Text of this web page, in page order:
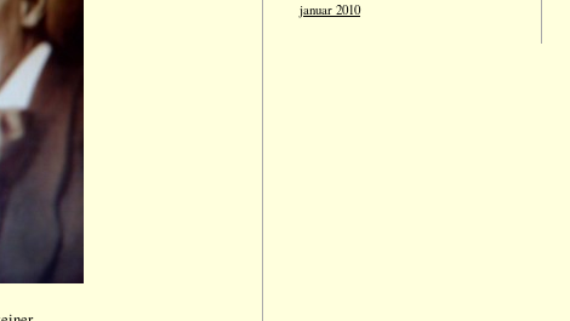
januar 2010